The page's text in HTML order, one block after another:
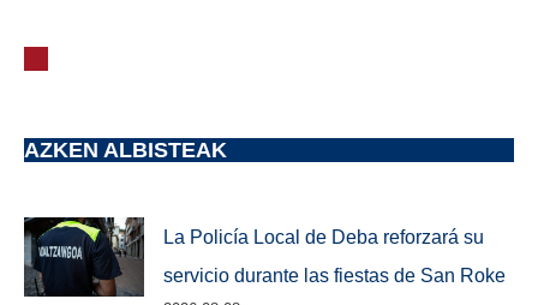
AZKEN ALBISTEAK
La Policía Local de Deba reforzará su
servicio durante las fiestas de San Roke